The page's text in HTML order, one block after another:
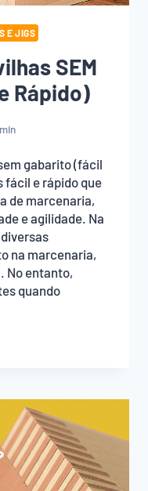
E JIGS
SEM
Rápido)
min
gabarito (fácil
fácil e rápido que
de marcenaria,
e agilidade. Na
na marcenaria,
No entanto,
quando